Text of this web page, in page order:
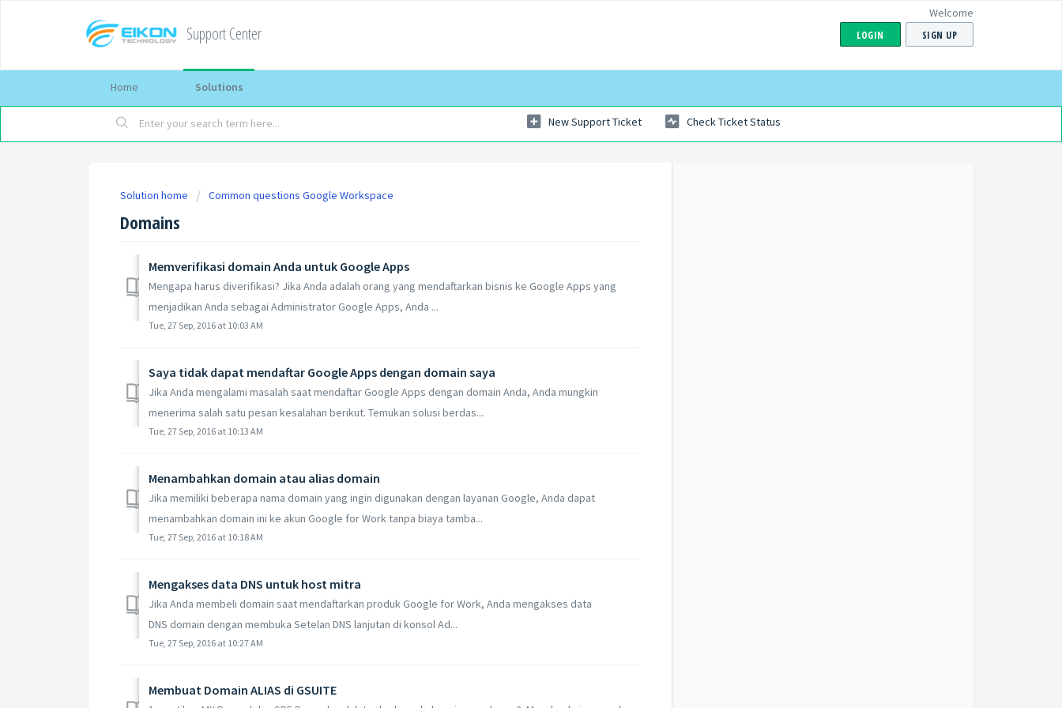
Support Center
Welcome
LOGIN SIGN UP
Home Solutions
New Support Ticket Check Ticket Status
Solution home Common questions Google Workspace
Domains
Memverifikasi domain Anda untuk Google Apps
Mengapa harus diverifikasi? Jika Anda adalah orang yang mendaftarkan bisnis ke Google Apps yang
menjadikan Anda sebagai Administrator Google Apps, Anda ...
Tue, 27 Sep, 2016 at 10:03 AM
Saya tidak dapat mendaftar Google Apps dengan domain saya
Jika Anda mengalami masalah saat mendaftar Google Apps dengan domain Anda, Anda mungkin
menerima salah satu pesan kesalahan berikut. Temukan solusi berdas...
Tue, 27 Sep, 2016 at 10:13 AM
Menambahkan domain atau alias domain
Jika memiliki beberapa nama domain yang ingin digunakan dengan layanan Google, Anda dapat
menambahkan domain ini ke akun Google for Work tanpa biaya tamba...
Tue, 27 Sep, 2016 at 10:18 AM
Mengakses data DNS untuk host mitra
Jika Anda membeli domain saat mendaftarkan produk Google for Work, Anda mengakses data
DNS domain dengan membuka Setelan DNS lanjutan di konsol Ad...
Tue, 27 Sep, 2016 at 10:27 AM
Membuat Domain ALIAS di GSUITE